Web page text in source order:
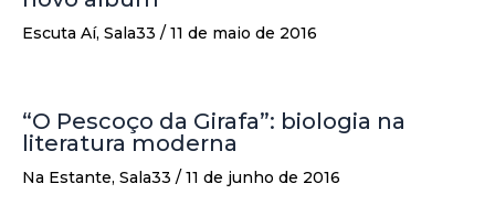
Escuta Aí, Sala33 / 11 de maio de 2016
“O Pescoço da Girafa”: biologia na
literatura moderna
Na Estante, Sala33 / 11 de junho de 2016